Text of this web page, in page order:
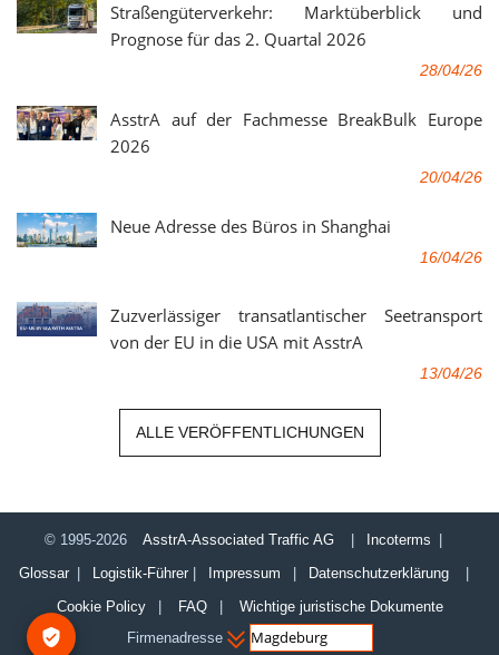
Straßengüterverkehr: Marktüberblick und
Prognose für das 2. Quartal 2026
28/04/26
AsstrA auf der Fachmesse BreakBulk Europe
2026
20/04/26
Neue Adresse des Büros in Shanghai
16/04/26
Zuzverlässiger transatlantischer Seetransport
von der EU in die USA mit AsstrA
13/04/26
ALLE VERÖFFENTLICHUNGEN
© 1995-2026 AsstrA-Associated Traffic AG Incoterms
Glossar| Logistik-Führer| Impressum Datenschutzerklärung
Cookie Policy| FAQ| Wichtige juristische Dokumente
Firmenadresse